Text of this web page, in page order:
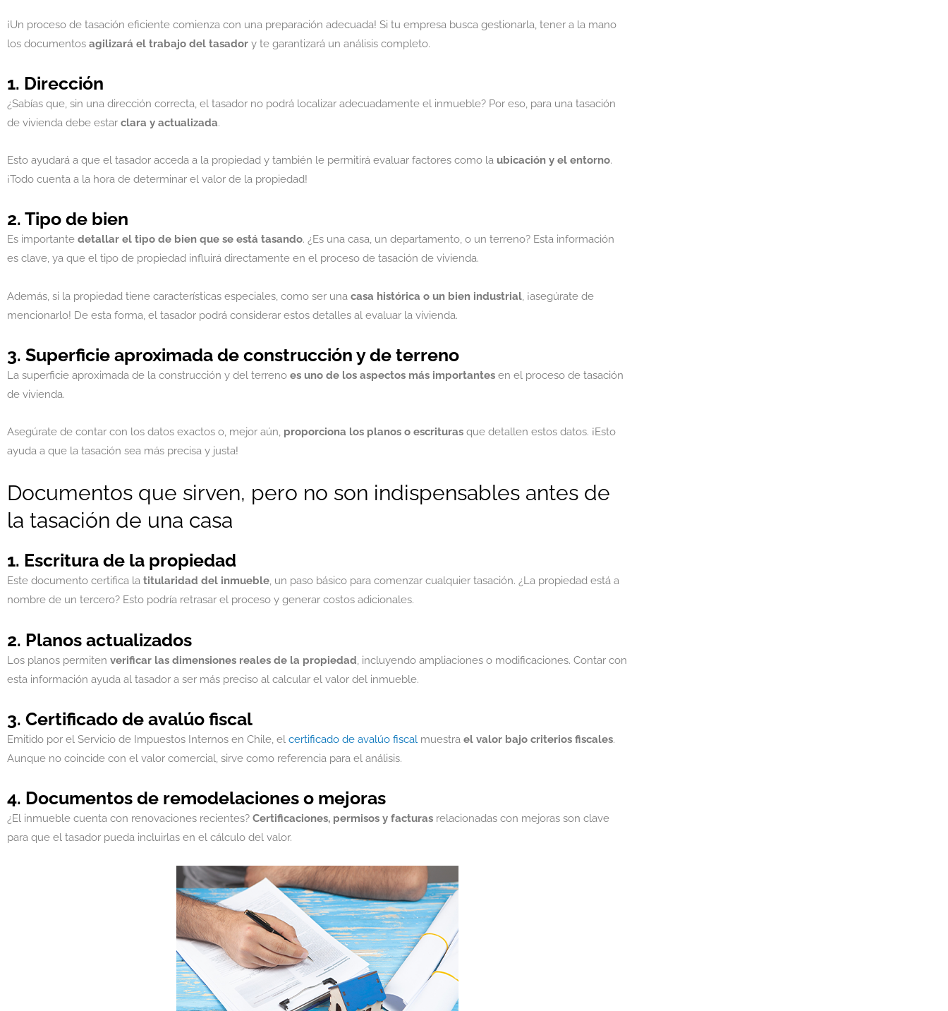
¡Un proceso de tasación eficiente comienza con una preparación adecuada! Si tu empresa busca gestionarla, tener a la mano
los documentos agilizará el trabajo del tasador y te garantizará un análisis completo.
1. Dirección
¿Sabías que, sin una dirección correcta, el tasador no podrá localizar adecuadamente el inmueble? Por eso, para una tasación
de vivienda debe estar clara y actualizada.
Esto ayudará a que el tasador acceda a la propiedad y también le permitirá evaluar factores como la ubicación y el entorno.
¡Todo cuenta a la hora de determinar el valor de la propiedad!
2. Tipo de bien
Es importante detallar el tipo de bien que se está tasando. ¿Es una casa, un departamento, o un terreno? Esta información
es clave, ya que el tipo de propiedad influirá directamente en el proceso de tasación de vivienda.
Además, si la propiedad tiene características especiales, como ser una casa histórica o un bien industrial , ¡asegúrate de
mencionarlo! De esta forma, el tasador podrá considerar estos detalles al evaluar la vivienda.
3. Superficie aproximada de construcción y de terreno
La superficie aproximada de la construcción y del terreno es uno de los aspectos más importantes en el proceso de tasación
de vivienda.
Asegúrate de contar con los datos exactos o, mejor aún, proporciona los planos o escrituras que detallen estos datos. ¡Esto
ayuda a que la tasación sea más precisa y justa!
Documentos que sirven, pero no son indispensables antes de
la tasación de una casa
1. Escritura de la propiedad
Este documento certifica la titularidad del inmueble, un paso básico para comenzar cualquier tasación. ¿La propiedad está a
nombre de un tercero? Esto podría retrasar el proceso y generar costos adicionales.
2. Planos actualizados
Los planos permiten verificar las dimensiones reales de la propiedad , incluyendo ampliaciones o modificaciones. Contar con
esta información ayuda al tasador a ser más preciso al calcular el valor del inmueble.
3. Certificado de avalúo fiscal
Emitido por el Servicio de Impuestos Internos en Chile, el certificado de avalúo fiscal muestra el valor bajo criterios fiscales.
Aunque no coincide con el valor comercial, sirve como referencia para el análisis.
4. Documentos de remodelaciones o mejoras
¿El inmueble cuenta con renovaciones recientes? Certificaciones, permisos y facturas relacionadas con mejoras son clave
para que el tasador pueda incluirlas en el cálculo del valor.